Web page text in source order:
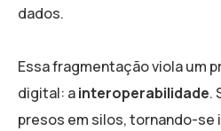
dados.
Essa fragmentação viola um
digital: ainteroperabilidade.
presos em silos, tornando-se